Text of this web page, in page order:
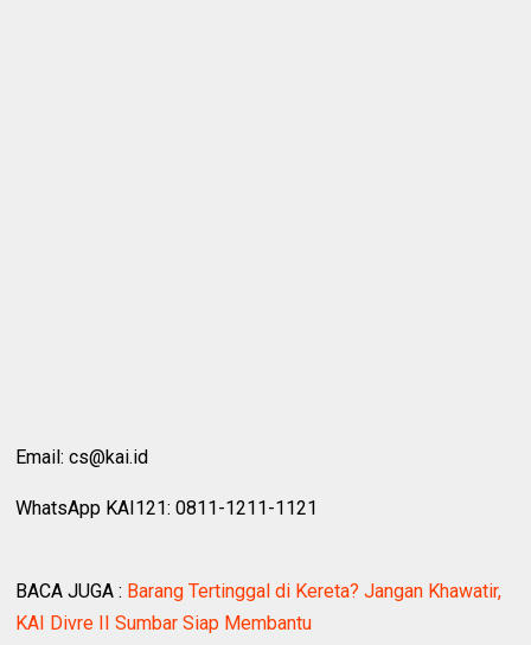
Email: cs@kai.id
WhatsApp KAI121: 0811-1211-1121
BACA JUGA : Barang Tertinggal di Kereta? Jangan Khawatir,
KAI Divre II Sumbar Siap Membantu